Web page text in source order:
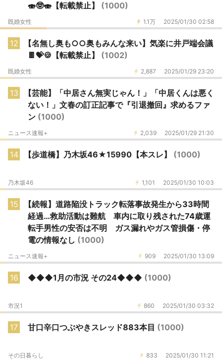
🍣🤓🍣【転載禁止】 (1000)
1.1万 2025/01/30 02:58
既婚女性
12
【名無し奥も○○奥もみんな来い】気楽に井戸端会議
🍫💝🍪【転載禁止】 (1002)
2,887 2025/01/29 23:20
既婚女性
13
【芸能】「中居さん無実じゃん！」「中居くんは悪く
ない！」文春の訂正記事で『引退撤回』求めるファ
ン (1000)
2,039 2025/01/29 21:30
ニュース速報+
14 【歩道橋】乃木坂46★15990【本スレ】 (1000)
1,101 2025/01/30 10:03
乃木坂46
15
【続報】道路陥没トラック転落事故発生から33時間
経過…救助活動は難航 車内に取り残された74歳運
転手男性の安否は不明 ガス漏れやガス管損傷・停
電の情報なし (1000)
909 2025/01/30 13:09
ニュース速報+
16 ◆◆◆1月の市況 その24◆◆◆ (1000)
860 2025/01/30 03:32
市況1
17 甘口辛口つぶやきスレッド883本目 (1000)
833 2025/01/30 11:21
その日暮らし